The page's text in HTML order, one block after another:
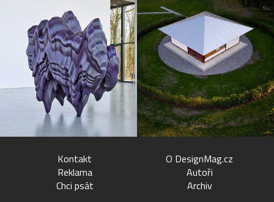
Kontakt
Reklama
Chci psát
O DesignMag.cz
Autoři
Archiv